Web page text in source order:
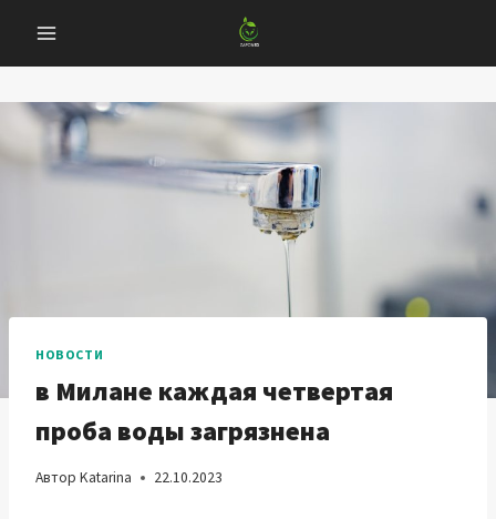
содержанию
НОВОСТИ
в Милане каждая четвертая
проба воды загрязнена
Автор Katarina 22.10.2023